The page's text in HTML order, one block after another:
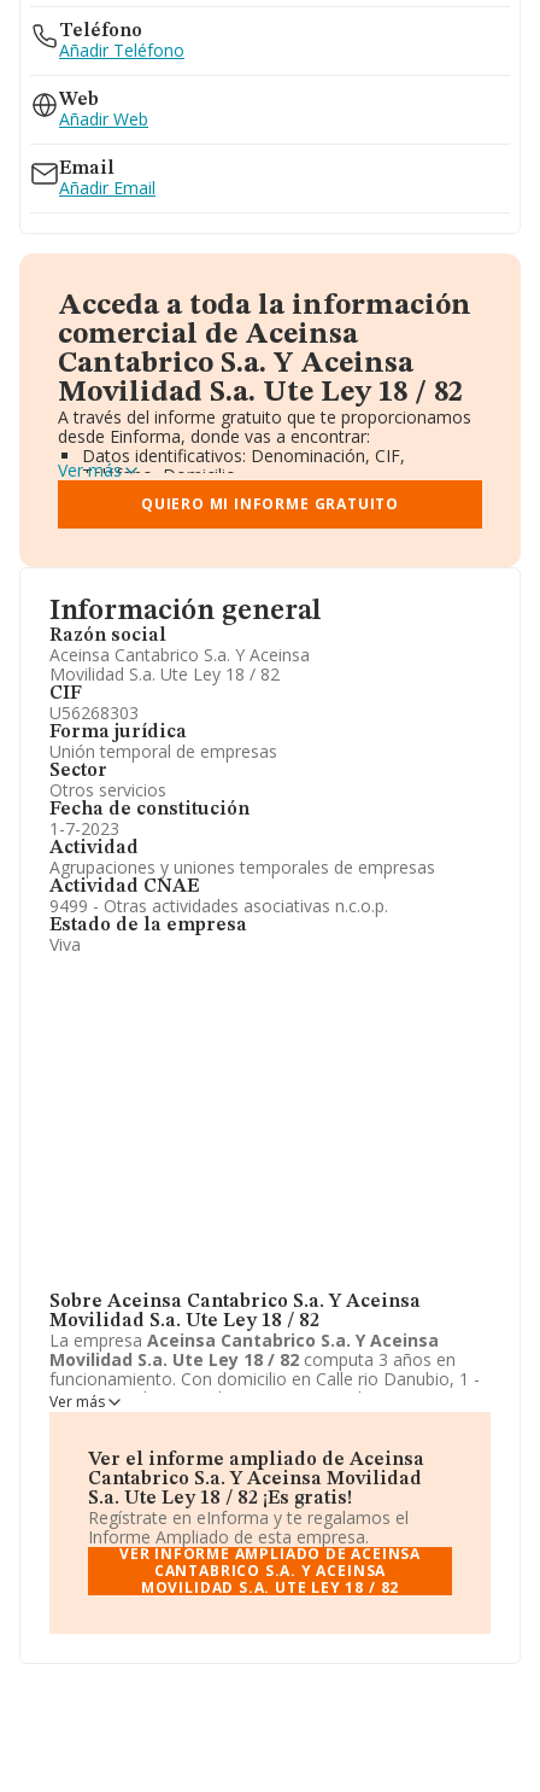
Información general
Razón social
Aceinsa Cantabrico S.a. Y Aceinsa
Movilidad S.a. Ute Ley 18 / 82
CIF
U56268303
Forma jurídica
Unión temporal de empresas
Sector
Otros servicios
Fecha de constitución
1-7-2023
Actividad
Agrupaciones y uniones temporales de empresas
Actividad CNAE
9499 - Otras actividades asociativas n.c.o.p.
Estado de la empresa
Viva
Sobre Aceinsa Cantabrico S.a. Y Aceinsa
Movilidad S.a. Ute Ley 18 / 82
La empresa Aceinsa Cantabrico S.a. Y Aceinsa
Movilidad S.a. Ute Ley 18 / 82 computa 3 años en
funcionamiento. Con domicilio en Calle rio Danubio, 1 -
1 9, Santander, Cantabria se encuentra la empresa
Aceinsa Cantabrico S.a. Y Aceinsa Movilidad S.a.
actividades asociativas n.c.o.p..Aceinsa Cantabrico
S.a. Y Aceinsa Movilidad S.a. Ute Ley 18 / 82
definida como Unión temporal de empresas.
Ver más
Ver el informe ampliado de Aceinsa
Cantabrico S.a. Y Aceinsa Movilidad
S.a. Ute Ley 18 / 82 ¡Es gratis!
Regístrate en eInforma y te regalamos el
Informe Ampliado de esta empresa.
VER INFORME AMPLIADO DE ACEINSA
CANTABRICO S.A. Y ACEINSA
MOVILIDAD S.A. UTE LEY 18 / 82
Teléfono
Añadir Teléfono
Web
Añadir Web
Email
Añadir Email
Acceda a toda la información
comercial de Aceinsa
Cantabrico S.a. Y Aceinsa
Movilidad S.a. Ute Ley 18 / 82
A través del informe gratuito que te proporcionamos
desde Einforma, donde vas a encontrar:
Datos identificativos: Denominación, CIF,
Teléfono, Domicilio.
Informe Mercantil Completo (BORME).
Gráficos de Evolución Ventas y Empleados.
Consejo de Administración y Administradores.
Accionistas.
Artículos de prensa publicados sobre la empresa.
Información oficial y registral complementaria.
Ver más
QUIERO MI INFORME GRATUITO